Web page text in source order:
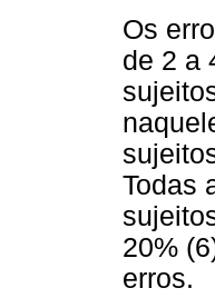
Os
de 2 a
Todas
20%
erros.